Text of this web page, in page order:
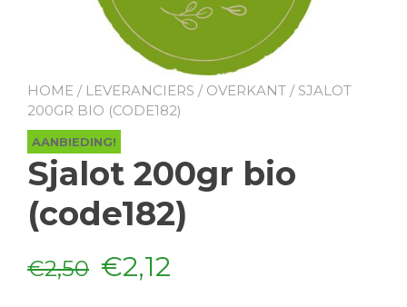
HOME / LEVERANCIERS / OVERKANT / SJALOT
200GR BIO (CODE182)
AANBIEDING!
Sjalot 200gr bio
(code182)
€2,50 Oorspronkelijke
€2,12